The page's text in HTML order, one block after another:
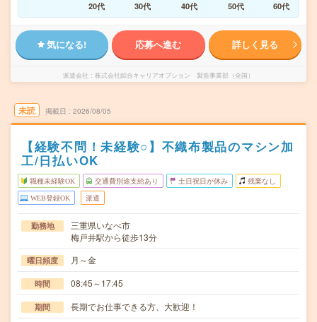
20代
30代 40代 50代 60代
気になる! 応募へ進む 詳しく見る
派遣会社 株式会社綜合キャリアオプション 製造事業部（全国）
未読 掲載日 2026/08/05
【経験不問！未経験○】不織布製品のマシン加
工/日払いOK
職種未経験OK 交通費別途支給あり 土日祝日が休み 残業なし
WEB登録OK 派遣
勤務地
三重県いなべ市
梅戸井駅から徒歩13分
曜日頻度 月～金
時間 08:45～17:45
期間 長期でお仕事できる方、大歓迎！